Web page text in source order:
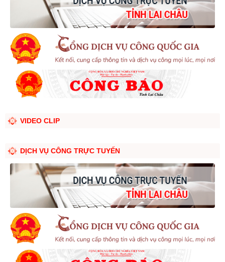
VIDEO CLIP
DỊCH VỤ CÔNG TRỰC TUYẾN